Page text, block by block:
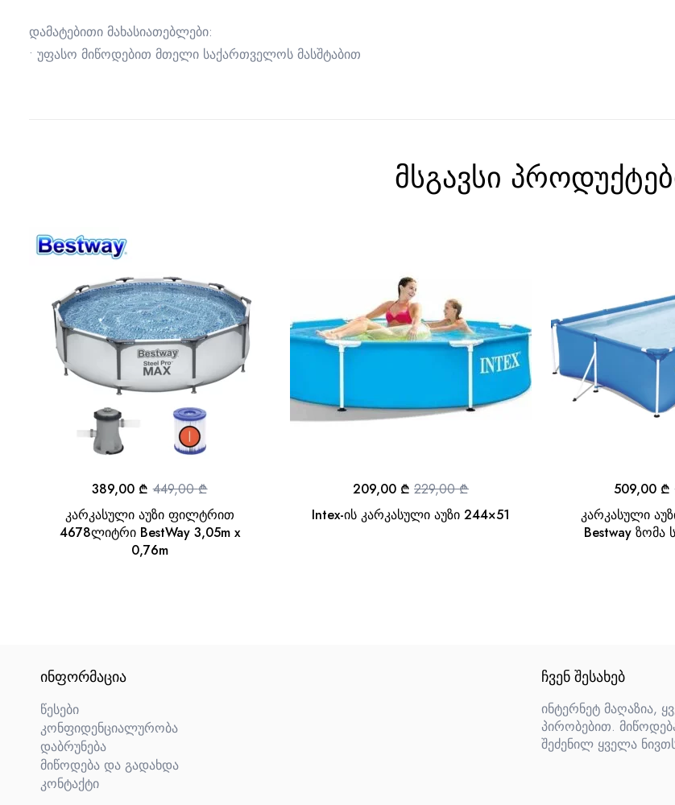
დამატებითი მახასიათებლები:
• უფასო მიწოდებით მთელი საქართველოს მასშტაბით
მსგავსი
კარკასული აუზი ფილტრით
4678ლიტრი BestWay 3,05m x
0,76m
449,00₾
389,00 ₾
Intex-ის კარკასული აუზი 244×51
229,00₾
209,00 ₾
კარკასული
Bestway ზომა
509,00 ₾
ᲘᲜᲤᲝᲠᲛᲐᲪᲘᲐ
წესები
კონფიდენციალურობა
დაბრუნება
მიწოდება და გადახდა
კონტაქტი
ᲩᲕᲔᲜ ᲨᲔᲡᲐᲮᲔᲑ
ინტერნეტ მაღაზია,
პირობებით.
შეძენილ ყველა